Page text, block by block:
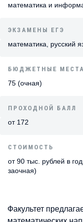
математика и
ЭКЗАМЕНЫ ЕГЭ
математика, русский
БЮДЖЕТНЫЕ МЕСТА
75 (очная)
ПРОХОДНОЙ БАЛЛ
от 172
СТОИМОСТЬ
от 90 тыс. рублей в
заочная)
Факультет